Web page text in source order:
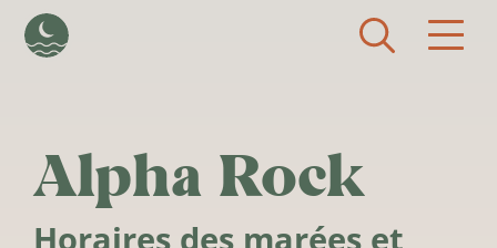
Alpha Rock
Horaires des marées et